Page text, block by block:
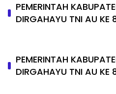
PEMERINTAH
DIRGAHAYU TNI AU
PEMERINTAH
DIRGAHAYU TNI AU